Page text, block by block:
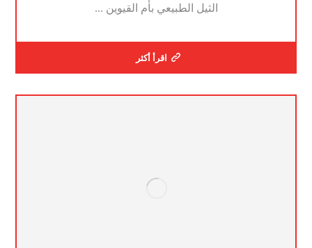
الثيل الطبيعي بأم القيوين ...
اقرأ أكثر